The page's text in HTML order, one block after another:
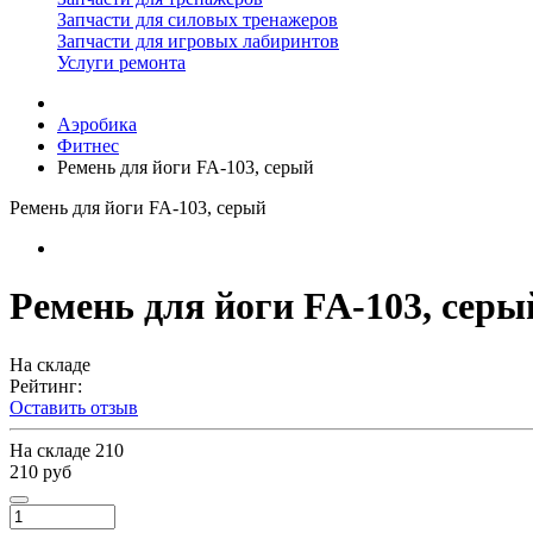
Запчасти для силовых тренажеров
Запчасти для игровых лабиринтов
Услуги ремонта
Аэробика
Фитнес
Ремень для йоги FA-103, серый
Ремень для йоги FA-103, серый
Ремень для йоги FA-103,
На складе
Рейтинг:
Оставить отзыв
На складе 210
210 руб